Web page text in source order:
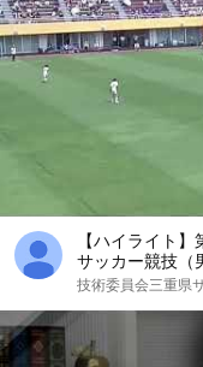
【ハイライト
サッカー競技（
技術委員会三重県